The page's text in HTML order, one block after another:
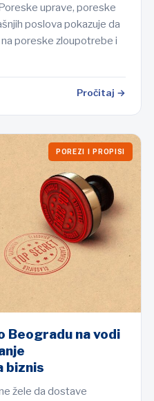
uprave, poreske
poslova pokazuje da
poreske zloupotrebe i
Pročitaj →
POREZI I PROPISI
Beogradu na vodi
biznis
žele da dostave